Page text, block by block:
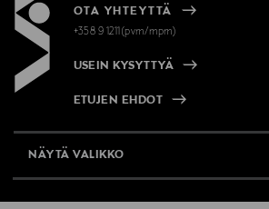
OTA YHTEYTTÄ
+358 9 1211(pvm/mpm)
USEIN KYSYTTYÄ
ETUJEN EHDOT
NÄYTÄ VALIKKO